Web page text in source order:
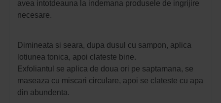
avea intotdeauna la indemana produsele de ingrijire
necesare.
Dimineata si seara, dupa dusul cu sampon, aplica
lotiunea tonica, apoi clateste bine.
Exfoliantul se aplica de doua ori pe saptamana, se
maseaza cu miscari circulare, apoi se clateste cu apa
din abundenta.